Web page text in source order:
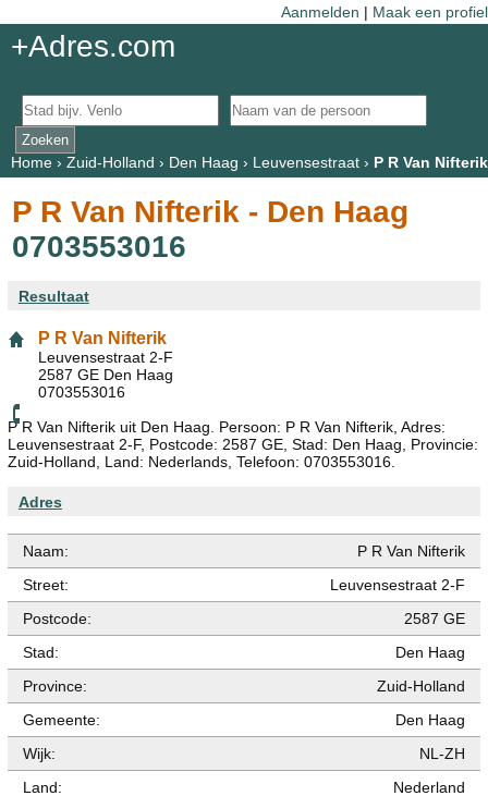
Aanmelden | Maak een profiel
+Adres.com
Home› Zuid-Holland › Den Haag › Leuvensestraat› P R Van Nifterik
P R Van Nifterik - Den Haag
0703553016
Resultaat
P R Van Nifterik
Leuvensestraat 2-F
2587 GE Den Haag
0703553016
P R Van Nifterik uit Den Haag. Persoon: P R Van Nifterik, Adres:
Leuvensestraat 2-F, Postcode: 2587 GE, Stad: Den Haag, Provincie:
Zuid-Holland, Land: Nederlands, Telefoon: 0703553016.
Adres
Naam:
P R Van Nifterik
Street:
Leuvensestraat 2-F
Postcode:
2587 GE
Stad:
Den Haag
Province:
Zuid-Holland
Gemeente:
Den Haag
Wijk:
NL-ZH
Land:
Nederland